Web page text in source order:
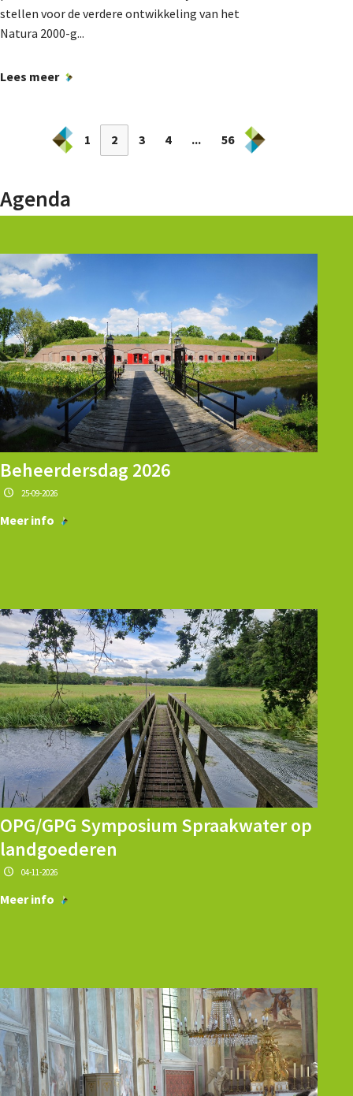
stellen voor de verdere ontwikkeling van het
Natura 2000-g...
Lees meer
1 2 3 4 ... 56
Agenda
Beheerdersdag 2026
25-09-2026
Meer info
OPG/GPG Symposium Spraakwater op
landgoederen
04-11-2026
Meer info